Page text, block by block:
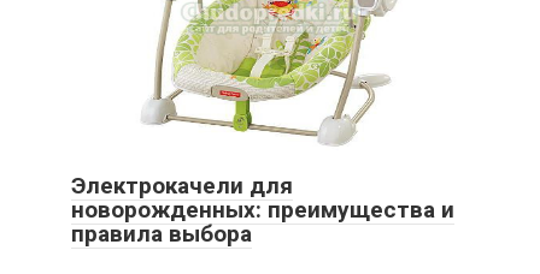
Электрокачели для
новорожденных: преимущества и
правила выбора